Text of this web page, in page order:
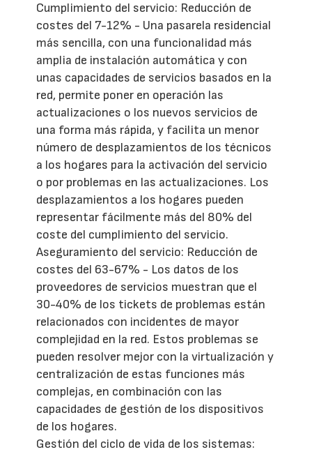
Cumplimiento del servicio: Reducción de
costes del 7-12% - Una pasarela residencial
más sencilla, con una funcionalidad más
amplia de instalación automática y con
unas capacidades de servicios basados en la
red, permite poner en operación las
actualizaciones o los nuevos servicios de
una forma más rápida, y facilita un menor
número de desplazamientos de los técnicos
a los hogares para la activación del servicio
o por problemas en las actualizaciones. Los
desplazamientos a los hogares pueden
representar fácilmente más del 80% del
coste del cumplimiento del servicio.
Aseguramiento del servicio: Reducción de
costes del 63-67% - Los datos de los
proveedores de servicios muestran que el
30-40% de los tickets de problemas están
relacionados con incidentes de mayor
complejidad en la red. Estos problemas se
pueden resolver mejor con la virtualización y
centralización de estas funciones más
complejas, en combinación con las
capacidades de gestión de los dispositivos
de los hogares.
Gestión del ciclo de vida de los sistemas: